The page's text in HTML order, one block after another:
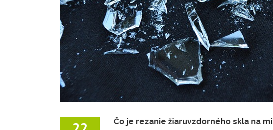
Čo je rezanie žiaruvzdorného skla na